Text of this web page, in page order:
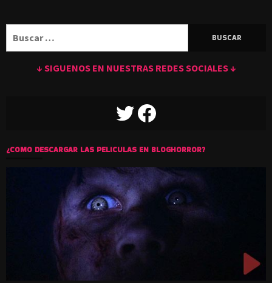
↓ SIGUENOS EN NUESTRAS REDES SOCIALES ↓
TWITTERFACEBOOK
¿COMO DESCARGAR LAS PELICULAS EN BLOGHORROR?